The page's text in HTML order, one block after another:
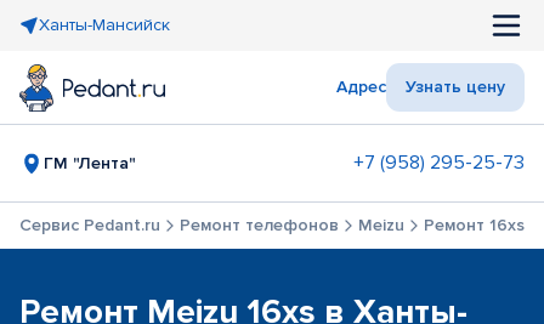
Ханты-Мансийск
Адрес Узнать цену
ГМ "Лента" +7 (958) 295-25-73
Сервис Pedant.ru Ремонт телефонов Meizu Ремонт 16xs
Ремонт Meizu 16xs в Ханты-